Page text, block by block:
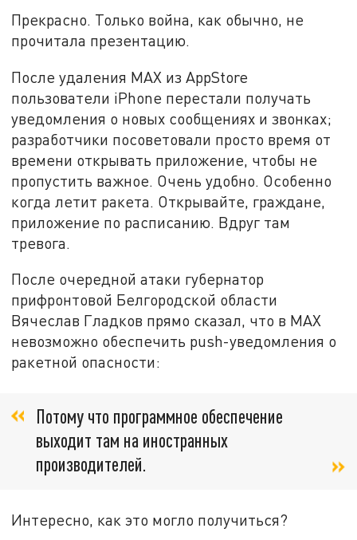
Прекрасно. Только война, как обычно, не
прочитала презентацию.
После удаления MAX из AppStore
пользователи iPhone перестали получать
уведомления о новых сообщениях и звонках;
разработчики посоветовали просто время от
времени открывать приложение, чтобы не
пропустить важное. Очень удобно. Особенно
когда летит ракета. Открывайте, граждане,
приложение по расписанию. Вдруг там
тревога.
После очередной атаки губернатор
прифронтовой Белгородской области
Вячеслав Гладков прямо сказал, что в MАХ
невозможно обеспечить push-уведомления о
ракетной опасности:
Потому что программное обеспечение
выходит там на иностранных
производителей.
Интересно, как это могло получиться?